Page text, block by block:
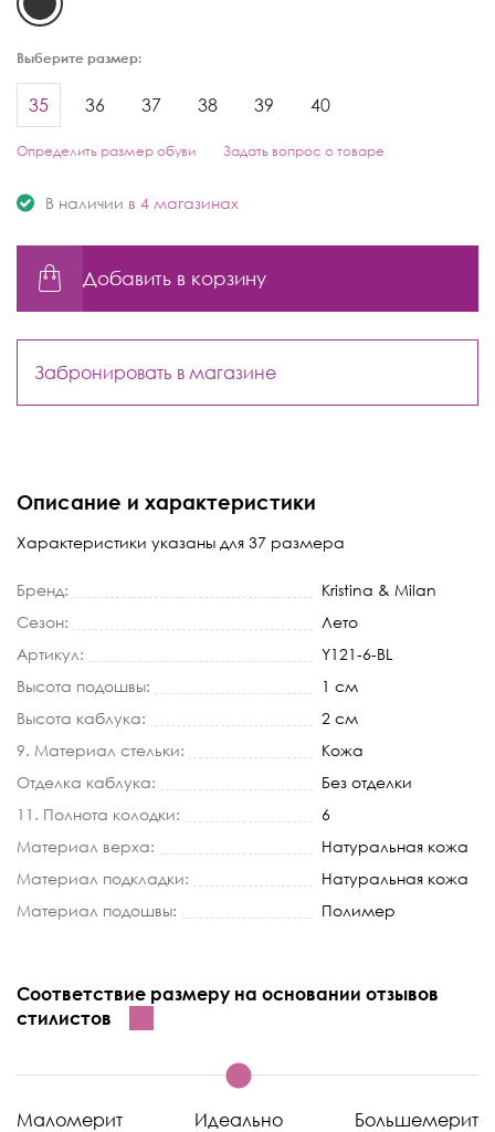
Выберите размер:
35 36 37 38 39 40
Определить размер обуви Задать вопрос о товаре
В наличии в 4 магазинах
Добавить в корзину
Забронировать в магазине
Описание и характеристики
Характеристики указаны для 37 размера
Бренд:
Kristina & Milan
Сезон:
Лето
Артикул:
Y121-6-BL
Высота подошвы:
1 см
Высота каблука:
2 см
9. Материал стельки:
Кожа
Отделка каблука:
Без отделки
11. Полнота колодки:
6
Материал верха:
Натуральная кожа
Материал подкладки:
Натуральная кожа
Материал подошвы:
Полимер
Соответствие размеру на основании отзывов
стилистов
Маломерит Идеально Большемерит